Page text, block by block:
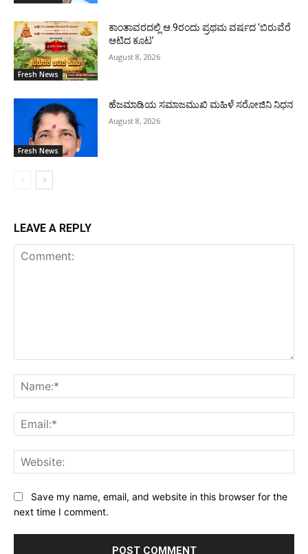
Fresh News
ಕಾಂತಾವರದಲ್ಲಿ ಆ.9ರಂದು ಪ್ರಥಮ ವರ್ಷದ ‘ಬಿರುವೆರೆ
ಆಟಿದ ಕೂಟ’
August 8, 2026
Fresh News
ಹೆಜಮಾಡಿಯ ಸಮಾಜಮುಖಿ ಮಹಿಳೆ ಸರೋಜಿನಿ ನಿಧನ
August 8, 2026
LEAVE A REPLY
Save my name, email, and website in this browser for the
next time I comment.